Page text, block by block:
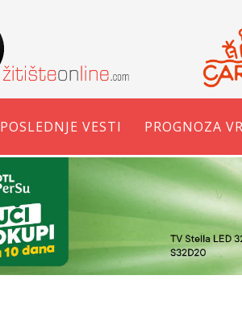
POSLEDNJE VESTI PROGNOZA